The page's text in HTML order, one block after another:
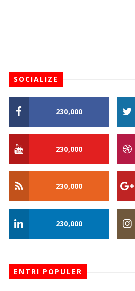
SOCIALIZE
230,000
230,000
230,000
230,000
ENTRI POPULER